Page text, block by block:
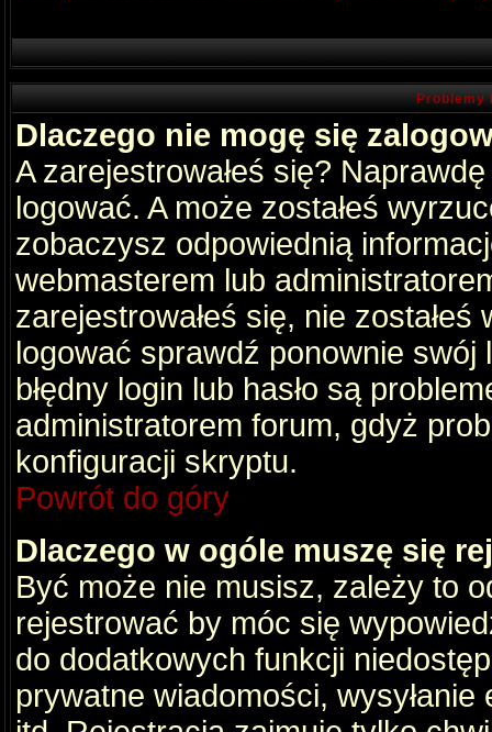
Problemy
Dlaczego nie mogę się
A zarejestrowałeś się?
logować. A może zostałeś
zobaczysz odpowiednią
webmasterem lub
zarejestrowałeś się, nie
logować sprawdź ponownie swój
błędny login lub hasło są
administratorem forum, gdyż
konfiguracji skryptu.
Powrót do góry
Dlaczego w ogóle muszę się
Być może nie musisz, zależy to
rejestrować by móc się
do dodatkowych funkcji
prywatne wiadomości,